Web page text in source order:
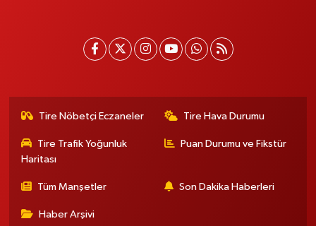
Tire Nöbetçi Eczaneler Tire Hava Durumu
Tire Trafik Yoğunluk
Haritası
Puan Durumu ve Fikstür
Tüm Manşetler Son Dakika Haberleri
Haber Arşivi